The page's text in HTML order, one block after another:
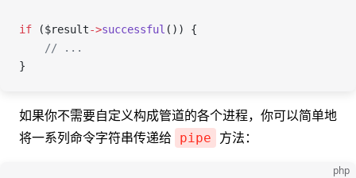
if ($result->successful ()) {
    // ...
}
如果你不需要自定义构成管道的各个进程，你可以简单地
将一系列命令字符串传递给
pipe 方法：
php